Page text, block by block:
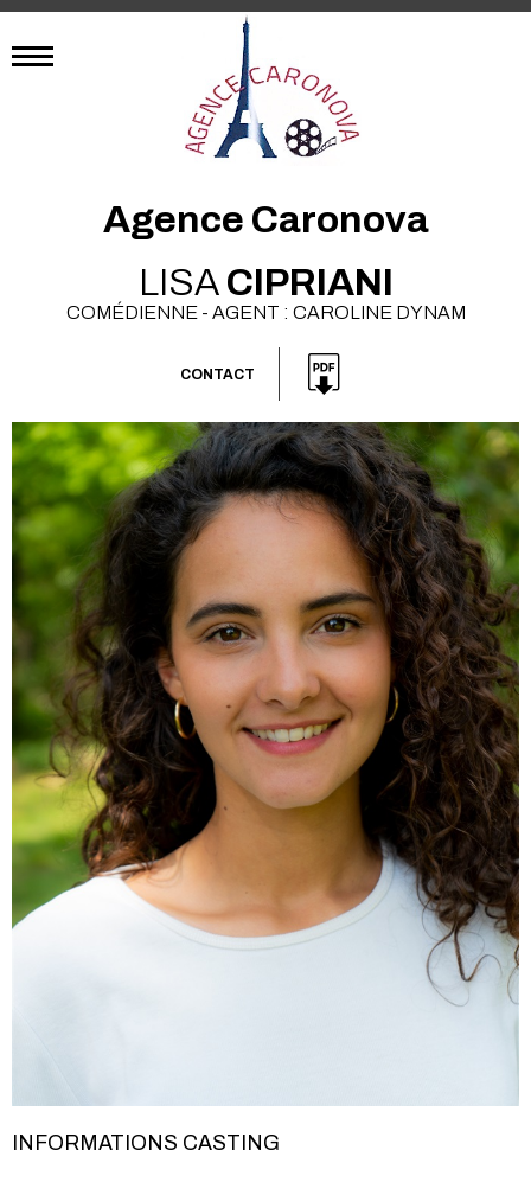
Agence Caronova
LISACIPRIANI
COMÉDIENNE - AGENT : CAROLINE DYNAM
CONTACT
INFORMATIONS CASTING